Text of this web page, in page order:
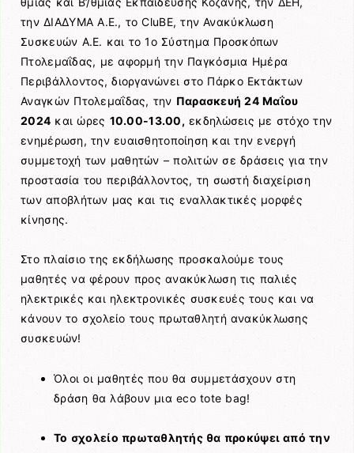
την ΔΙΑΔΥΜΑ Α.Ε., το CluBE, την Ανακύκλωση
Συσκευών Α.Ε. και το 1ο Σύστημα Προσκόπων
Πτολεμαΐδας, με αφορμή την Παγκόσμια Ημέρα
Περιβάλλοντος, διοργανώνει στο Πάρκο Εκτάκτων
Αναγκών Πτολεμαΐδας, την Παρασκευή 24 Μαΐου
2024 και ώρες 10.00-13.00, εκδηλώσεις με στόχο την
ενημέρωση, την ευαισθητοποίηση και την ενεργή
συμμετοχή των μαθητών – πολιτών σε δράσεις για την
προστασία του περιβάλλοντος, τη σωστή διαχείριση
των αποβλήτων μας και τις εναλλακτικές μορφές
κίνησης.
Στο πλαίσιο της εκδήλωσης προσκαλούμε τους
μαθητές να φέρουν προς ανακύκλωση τις παλιές
ηλεκτρικές και ηλεκτρονικές συσκευές τους και να
κάνουν το σχολείο τους πρωταθλητή ανακύκλωσης
συσκευών!
Όλοι οι μαθητές που θα συμμετάσχουν στη
δράση θα λάβουν μια eco tote bag!
Το σχολείο πρωταθλητής θα προκύψει από την